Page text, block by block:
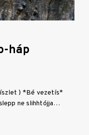
háp
) *Bé vezetís*
ne slihhtójja…